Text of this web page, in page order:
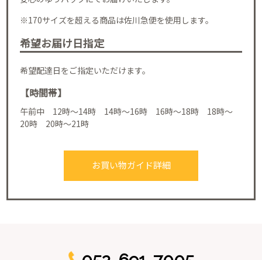
※170サイズを超える商品は佐川急便を使用します。
希望お届け日指定
希望配達日をご指定いただけます。
【時間帯】
午前中 12時～14時 14時～16時 16時～18時 18時～
20時 20時～21時
お買い物ガイド詳細